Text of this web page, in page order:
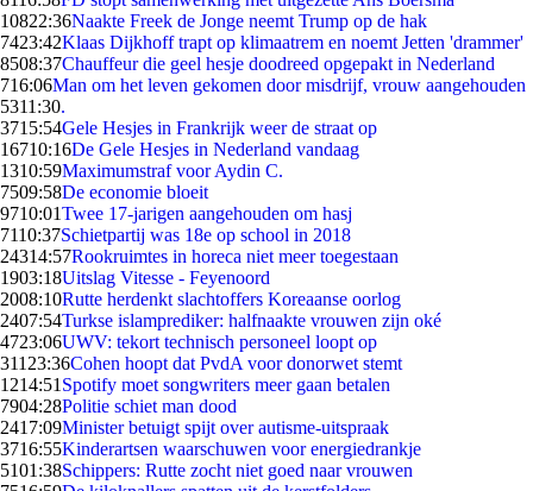
10822:36Naakte Freek de Jonge neemt Trump op de hak
7423:42Klaas Dijkhoff trapt op klimaatrem en noemt Jetten 'drammer'
8508:37Chauffeur die geel hesje doodreed opgepakt in Nederland
716:06Man om het leven gekomen door misdrijf, vrouw aangehouden
5311:30.
3715:54Gele Hesjes in Frankrijk weer de straat op
16710:16De Gele Hesjes in Nederland vandaag
1310:59Maximumstraf voor Aydin C.
7509:58De economie bloeit
9710:01Twee 17-jarigen aangehouden om hasj
7110:37Schietpartij was 18e op school in 2018
24314:57Rookruimtes in horeca niet meer toegestaan
1903:18Uitslag Vitesse - Feyenoord
2008:10Rutte herdenkt slachtoffers Koreaanse oorlog
2407:54Turkse islamprediker: halfnaakte vrouwen zijn oké
4723:06UWV: tekort technisch personeel loopt op
311 23:36Cohen hoopt dat PvdA voor donorwet stemt
1214:51 Spotify moet songwriters meer gaan betalen
7904:28Politie schiet man dood
2417:09Minister betuigt spijt over autisme-uitspraak
3716:55Kinderartsen waarschuwen voor energiedrankje
5101:38Schippers: Rutte zocht niet goed naar vrouwen